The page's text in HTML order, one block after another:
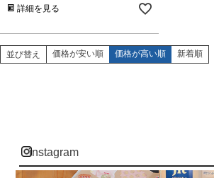
詳細を見る
並び替え 価格が安い順 価格が高い順 新着順
instagram